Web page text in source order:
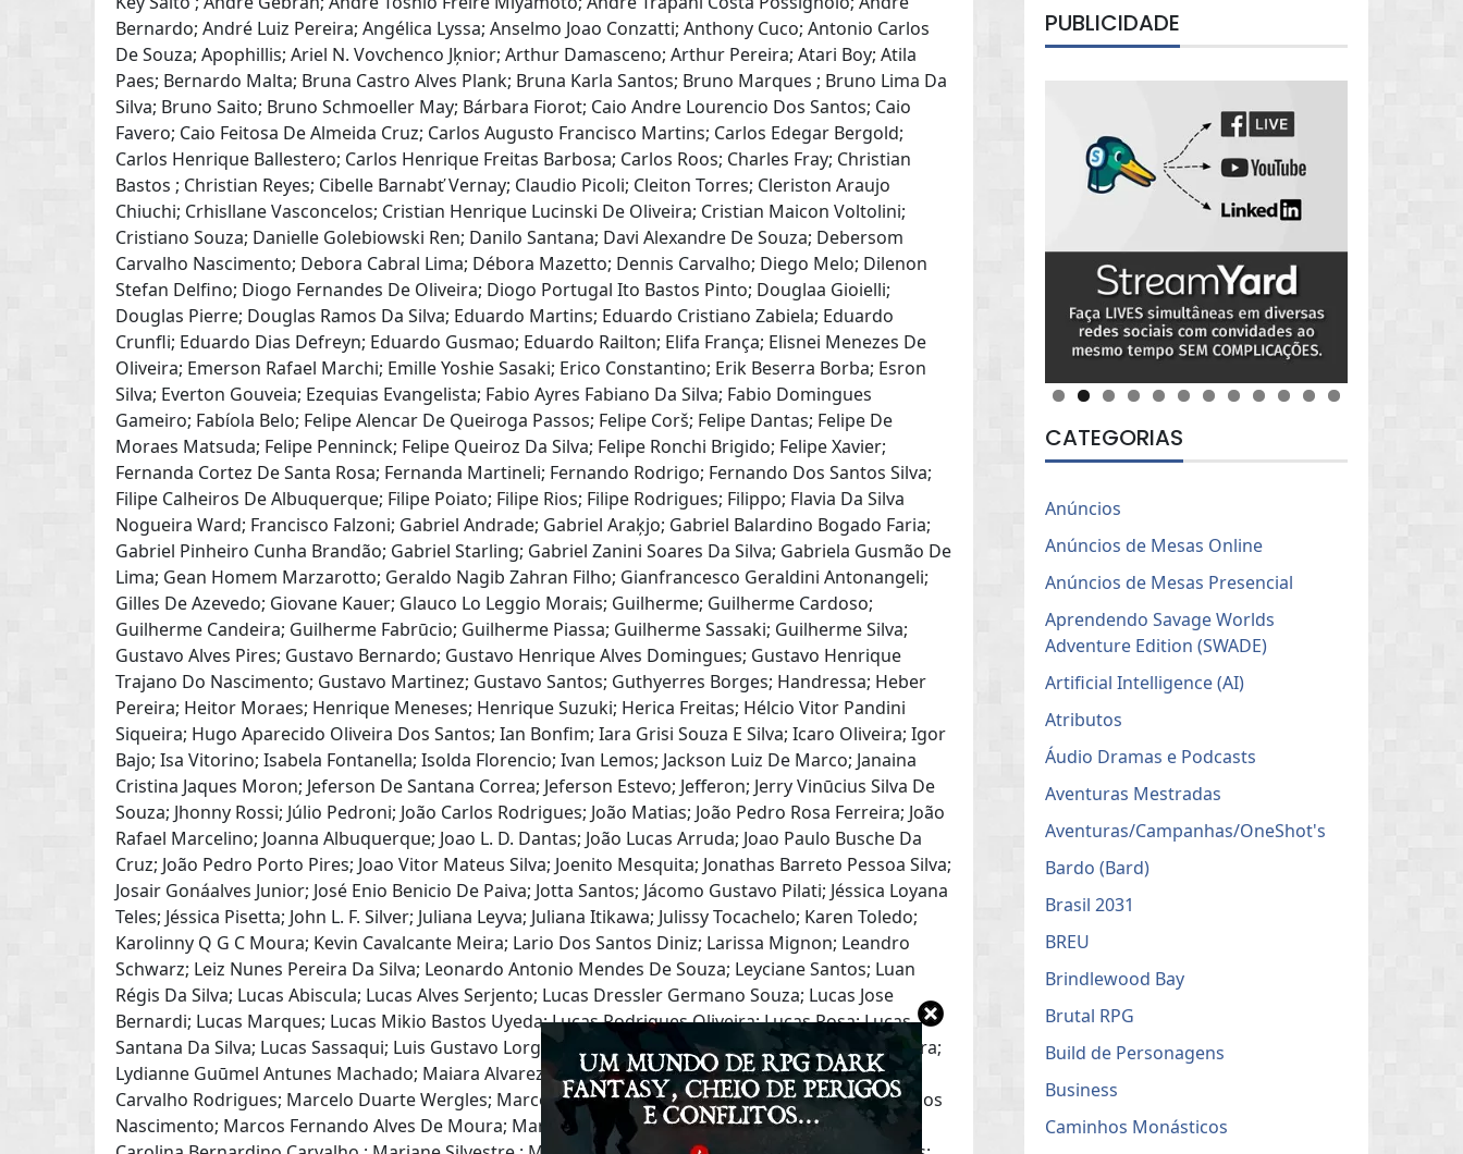
Bernardo; André Luiz Pereira; Angélica Lyssa; Anselmo Joao Conzatti; Anthony Cuco; Antonio Carlos
De Souza; Apophillis; Ariel N. Vovchenco Jķnior; Arthur Damasceno; Arthur Pereira; Atari Boy; Atila
Paes; Bernardo Malta; Bruna Castro Alves Plank; Bruna Karla Santos; Bruno Marques ; Bruno Lima Da
Silva; Bruno Saito; Bruno Schmoeller May; Bárbara Fiorot; Caio Andre Lourencio Dos Santos; Caio
Favero; Caio Feitosa De Almeida Cruz; Carlos Augusto Francisco Martins; Carlos Edegar Bergold;
Carlos Henrique Ballestero; Carlos Henrique Freitas Barbosa; Carlos Roos; Charles Fray; Christian
Bastos ; Christian Reyes; Cibelle Barnabť Vernay; Claudio Picoli; Cleiton Torres; Cleriston Araujo
Chiuchi; Crhisllane Vasconcelos; Cristian Henrique Lucinski De Oliveira; Cristian Maicon Voltolini;
Cristiano Souza; Danielle Golebiowski Ren; Danilo Santana; Davi Alexandre De Souza; Debersom
Carvalho Nascimento; Debora Cabral Lima; Débora Mazetto; Dennis Carvalho; Diego Melo; Dilenon
Stefan Delfino; Diogo Fernandes De Oliveira; Diogo Portugal Ito Bastos Pinto; Douglaa Gioielli;
Douglas Pierre; Douglas Ramos Da Silva; Eduardo Martins; Eduardo Cristiano Zabiela; Eduardo
Crunfli; Eduardo Dias Defreyn; Eduardo Gusmao; Eduardo Railton; Elifa França; Elisnei Menezes De
Oliveira; Emerson Rafael Marchi; Emille Yoshie Sasaki; Erico Constantino; Erik Beserra Borba; Esron
Silva; Everton Gouveia; Ezequias Evangelista; Fabio Ayres Fabiano Da Silva; Fabio Domingues
Gameiro; Fabíola Belo; Felipe Alencar De Queiroga Passos; Felipe Corš; Felipe Dantas; Felipe De
Moraes Matsuda; Felipe Penninck; Felipe Queiroz Da Silva; Felipe Ronchi Brigido; Felipe Xavier;
Fernanda Cortez De Santa Rosa; Fernanda Martineli; Fernando Rodrigo; Fernando Dos Santos Silva;
Filipe Calheiros De Albuquerque; Filipe Poiato; Filipe Rios; Filipe Rodrigues; Filippo; Flavia Da Silva
Nogueira Ward; Francisco Falzoni; Gabriel Andrade; Gabriel Araķjo; Gabriel Balardino Bogado Faria;
Gabriel Pinheiro Cunha Brandão; Gabriel Starling; Gabriel Zanini Soares Da Silva; Gabriela Gusmão De
Lima; Gean Homem Marzarotto; Geraldo Nagib Zahran Filho; Gianfrancesco Geraldini Antonangeli;
Gilles De Azevedo; Giovane Kauer; Glauco Lo Leggio Morais; Guilherme; Guilherme Cardoso;
Guilherme Candeira; Guilherme Fabrūcio; Guilherme Piassa; Guilherme Sassaki; Guilherme Silva;
Gustavo Alves Pires; Gustavo Bernardo; Gustavo Henrique Alves Domingues; Gustavo Henrique
Trajano Do Nascimento; Gustavo Martinez; Gustavo Santos; Guthyerres Borges; Handressa; Heber
Pereira; Heitor Moraes; Henrique Meneses; Henrique Suzuki; Herica Freitas; Hélcio Vitor Pandini
Siqueira; Hugo Aparecido Oliveira Dos Santos; Ian Bonfim; Iara Grisi Souza E Silva; Icaro Oliveira; Igor
Bajo; Isa Vitorino; Isabela Fontanella; Isolda Florencio; Ivan Lemos; Jackson Luiz De Marco; Janaina
Cristina Jaques Moron; Jeferson De Santana Correa; Jeferson Estevo; Jefferon; Jerry Vinūcius Silva De
Souza; Jhonny Rossi; Júlio Pedroni; João Carlos Rodrigues; João Matias; João Pedro Rosa Ferreira; João
Rafael Marcelino; Joanna Albuquerque; Joao L. D. Dantas; João Lucas Arruda; Joao Paulo Busche Da
Cruz; João Pedro Porto Pires; Joao Vitor Mateus Silva; Joenito Mesquita; Jonathas Barreto Pessoa Silva;
Josair Gonáalves Junior; José Enio Benicio De Paiva; Jotta Santos; Jácomo Gustavo Pilati; Jéssica Loyana
Teles; Jéssica Pisetta; John L. F. Silver; Juliana Leyva; Juliana Itikawa; Julissy Tocachelo; Karen Toledo;
Karolinny Q G C Moura; Kevin Cavalcante Meira; Lario Dos Santos Diniz; Larissa Mignon; Leandro
Schwarz; Leiz Nunes Pereira Da Silva; Leonardo Antonio Mendes De Souza; Leyciane Santos; Luan
Régis Da Silva; Lucas Abiscula; Lucas Alves Serjento; Lucas Dressler Germano Souza; Lucas Jose
Bernardi; Lucas Marques; Lucas Mikio Bastos Uyeda; Lucas Rodrigues Oliveira; Lucas Rosa; Lucas
Santana Da Silva; Lucas Sassaqui; Luis Gustavo Lorgus Decker; Luiz Fernando Fagundes; Luiza Dutra;
Lydianne Guūmel Antunes Machado; Maiara Alvarez; Marcela Rausch; Marcelo Rebelo; Marcelo
Carvalho Rodrigues; Marcelo Duarte Wergles; Marcelo Miyoshi; Marcelo Santana Do Amaral; Marcos
Nascimento; Marcos Fernando Alves De Moura; Marcos Souza De Araujo; Marcos Vinicius; Maria
PUBLICIDADE
CATEGORIAS
Anúncios
Anúncios de Mesas Online
Anúncios de Mesas Presencial
Aprendendo Savage Worlds
Adventure Edition (SWADE)
Artificial Intelligence (AI)
Atributos
Áudio Dramas e Podcasts
Aventuras Mestradas
Aventuras/Campanhas/OneShot's
Bardo (Bard)
Brasil 2031
BREU
Brindlewood Bay
Brutal RPG
Build de Personagens
Business
Caminhos Monásticos